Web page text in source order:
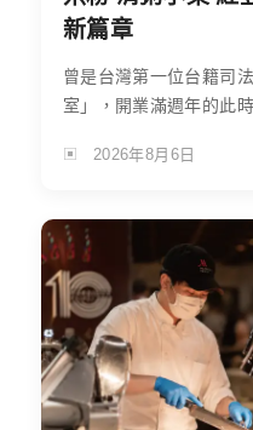
新篇章
曾是台灣第一位台籍司
室」，開業滿週年的此
2026年8月6日